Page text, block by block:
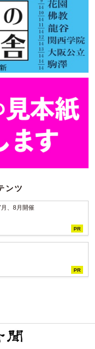
ンツ
、8月開催
PR
PR